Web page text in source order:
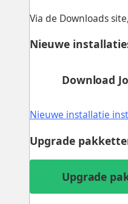
Via de Downloads
Nieuwe
Download
Nieuwe installatie
Upgrade
Upgrade